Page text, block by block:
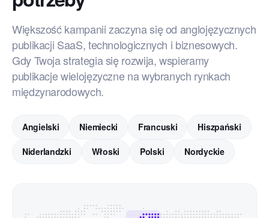
2026-07 Client #3 Marketing
Większość kampanii zaczyna się od anglojęzycznych
publikacji SaaS, technologicznych i biznesowych.
Gdy Twoja strategia się rozwija, wspieramy
publikacje wielojęzyczne na wybranych rynkach
międzynarodowych.
Angielski Niemiecki Francuski Hiszpański
Niderlandzki Włoski Polski Nordyckie